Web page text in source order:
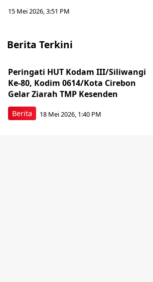
15 Mei 2026, 3:51 PM
Berita Terkini
Berita
Peringati HUT Kodam III/Siliwangi
Ke-80, Kodim 0614/Kota Cirebon
Gelar Ziarah TMP Kesenden
18 Mei 2026, 1:40 PM